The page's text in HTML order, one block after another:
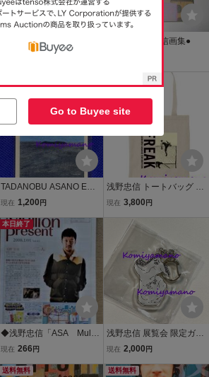
浅野忠信 画集error Ta
danobu Asano 作品
●error●浅野忠信画集●
TADANOBU ASANO EXH
IBITION FREAK 浅野忠信
HOGUN エミー賞 助演男
優賞ノミネート 雲
現在 1,200 円
浅野忠信 トートバッグ 展
覧会 TADANOBU ASANO
場限定品 新品 バック 匿名
配送 未使用
現在 3,800 円
本日終了
◆浅野忠信「ASA Mullio
n Present」２００８年
現在 266 円
浅野忠信 展覧会 限定ガチ
ャ アクリルキーホルダー
on FREAK 新品・未開封
現在 2,000 円
送料無料 送料無料
Go to Buyee site